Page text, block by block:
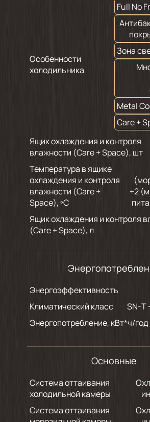
Особенности
холодильника
Full No
Зона
Metal
Care +
Ящик охлаждения и контроля
влажности (Care + Space), шт
Температура в ящике
охлаждения и контроля
влажности (Care +
Space), ºC
+2
Ящик охлаждения и контроля
(Care + Space), л
Энергоэффективность
Климатический класс
SN-
Энергопотребление, кВт*ч/год
Основные
Система оттаивания
холодильной камеры
Охлаждение без
Система оттаивания
Охлаждение без